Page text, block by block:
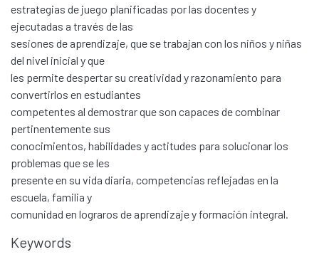
estrategias de juego planificadas por las docentes y
ejecutadas a través de las
sesiones de aprendizaje, que se trabajan con los niños y niñas
del nivel inicial y que
les permite despertar su creatividad y razonamiento para
convertirlos en estudiantes
competentes al demostrar que son capaces de combinar
pertinentemente sus
conocimientos, habilidades y actitudes para solucionar los
problemas que se les
presente en su vida diaria, competencias reflejadas en la
escuela, familia y
comunidad en lograros de aprendizaje y formación integral.
Keywords